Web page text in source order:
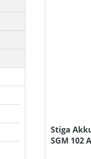
Stiga
SGM 102